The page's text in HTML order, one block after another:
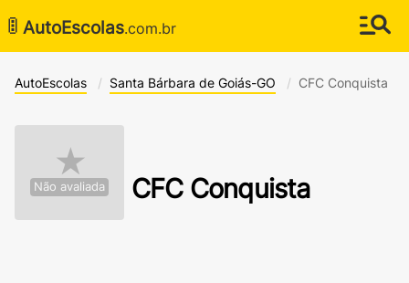
🚦 AutoEscolas.com.br
AutoEscolas Santa Bárbara de Goiás-GO CFC Conquista
★
Não avaliada CFC Conquista